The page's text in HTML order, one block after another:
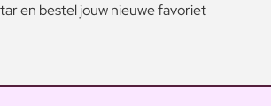
en bestel jouw nieuwe favoriet